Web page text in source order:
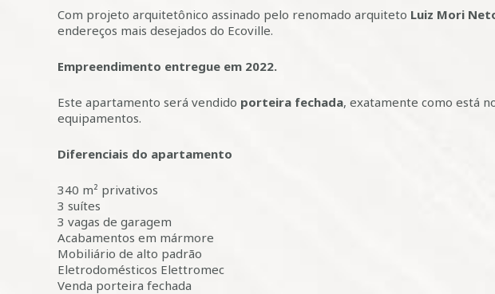
Com projeto arquitetônico assinado pelo renomado arquiteto Luiz Mori
endereços mais desejados do Ecoville.
Empreendimento entregue em 2022.
Este apartamento será vendido porteira fechada, exatamente como está
equipamentos.
Diferenciais do apartamento
340 m² privativos
3 suítes
3 vagas de garagem
Acabamentos em mármore
Mobiliário de alto padrão
Eletrodomésticos Elettromec
Venda porteira fechada